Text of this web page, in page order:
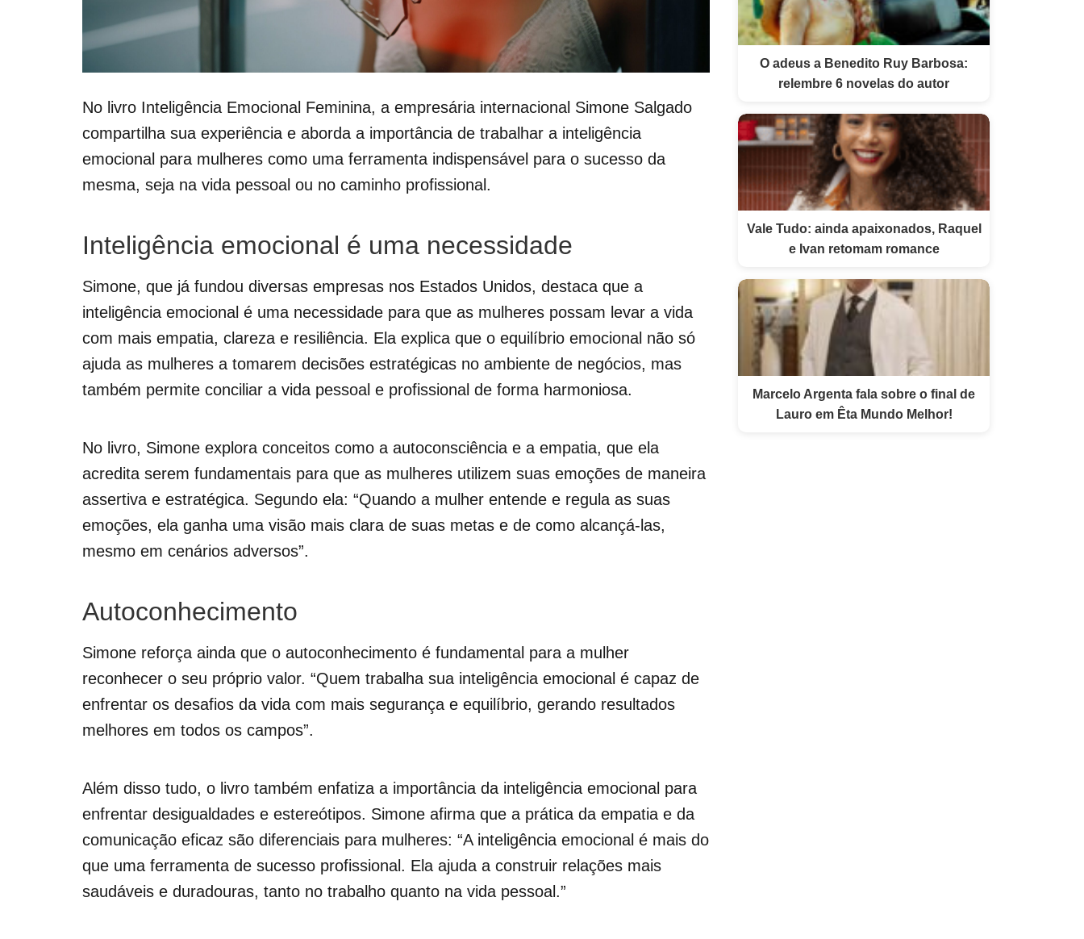
No livro Inteligência Emocional Feminina, a empresária internacional Simone Salgado
compartilha sua experiência e aborda a importância de trabalhar a inteligência
emocional para mulheres como uma ferramenta indispensável para o sucesso da
mesma, seja na vida pessoal ou no caminho profissional.
Inteligência emocional é uma necessidade
Simone, que já fundou diversas empresas nos Estados Unidos, destaca que a
inteligência emocional é uma necessidade para que as mulheres possam levar a vida
com mais empatia, clareza e resiliência. Ela explica que o equilíbrio emocional não só
ajuda as mulheres a tomarem decisões estratégicas no ambiente de negócios, mas
também permite conciliar a vida pessoal e profissional de forma harmoniosa.
No livro, Simone explora conceitos como a autoconsciência e a empatia, que ela
acredita serem fundamentais para que as mulheres utilizem suas emoções de maneira
assertiva e estratégica. Segundo ela: “Quando a mulher entende e regula as suas
emoções, ela ganha uma visão mais clara de suas metas e de como alcançá-las,
mesmo em cenários adversos”.
Autoconhecimento
Simone reforça ainda que o autoconhecimento é fundamental para a mulher
reconhecer o seu próprio valor. “Quem trabalha sua inteligência emocional é capaz de
enfrentar os desafios da vida com mais segurança e equilíbrio, gerando resultados
melhores em todos os campos”.
Além disso tudo, o livro também enfatiza a importância da inteligência emocional para
enfrentar desigualdades e estereótipos. Simone afirma que a prática da empatia e da
comunicação eficaz são diferenciais para mulheres: “A inteligência emocional é mais do
que uma ferramenta de sucesso profissional. Ela ajuda a construir relações mais
saudáveis e duradouras, tanto no trabalho quanto na vida pessoal.”
O adeus a Benedito Ruy Barbosa:
relembre 6 novelas do autor
Vale Tudo: ainda apaixonados, Raquel
e Ivan retomam romance
Marcelo Argenta fala sobre o final de
Lauro em Êta Mundo Melhor!